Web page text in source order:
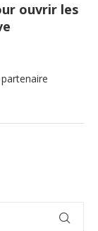
ouvrir les